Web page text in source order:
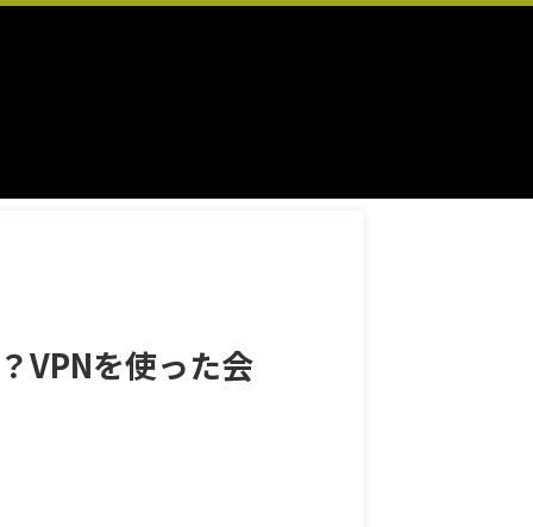
VPNを使った会